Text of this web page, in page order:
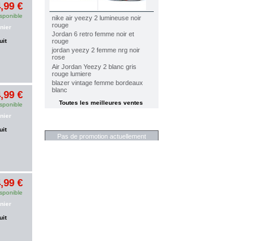
€
€
€
nike air yeezy 2 lumineuse noir
rouge
Jordan 6 retro femme noir et
rouge
jordan yeezy 2 femme nrg noir
rose
Air Jordan Yeezy 2 blanc gris
rouge lumiere
blazer vintage femme bordeaux
blanc
Toutes les meilleures ventes
Pas de promotion actuellement